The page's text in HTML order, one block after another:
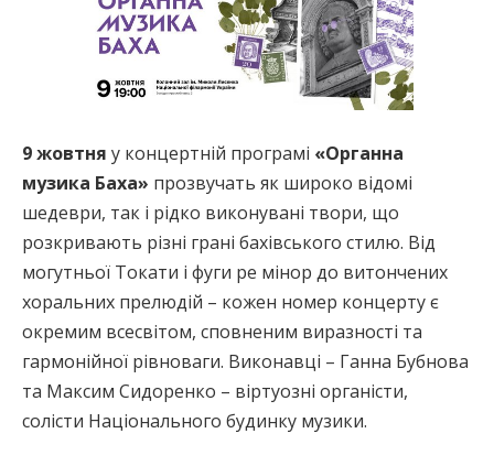
9 жовтня у концертній програмі «Органна
музика Баха» прозвучать як широко відомі
шедеври, так і рідко виконувані твори, що
розкривають різні грані бахівського стилю. Від
могутньої Токати і фуги ре мінор до витончених
хоральних прелюдій – кожен номер концерту є
окремим всесвітом, сповненим виразності та
гармонійної рівноваги. Виконавці – Ганна Бубнова
та Максим Сидоренко – віртуозні органісти,
солісти Національного будинку музики.